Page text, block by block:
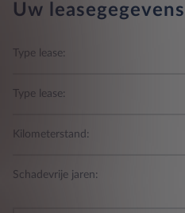
Uw leasegegevens
Type lease:
Type lease:
Kilometerstand:
Schadevrije jaren: